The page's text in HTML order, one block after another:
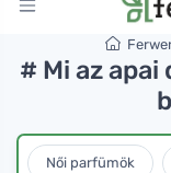
# Mi az
Női parfümök